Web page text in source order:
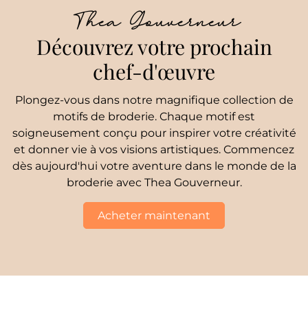
Thea Gouverneur
Découvrez votre prochain
chef-d'œuvre
Plongez-vous dans notre magnifique collection de
motifs de broderie. Chaque motif est
soigneusement conçu pour inspirer votre créativité
et donner vie à vos visions artistiques. Commencez
dès aujourd'hui votre aventure dans le monde de la
broderie avec Thea Gouverneur.
Acheter maintenant